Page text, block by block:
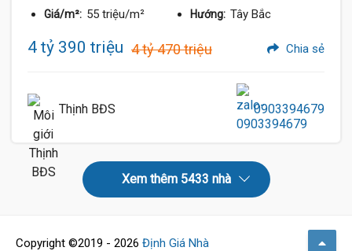
Giá/m²: 55 triệu/m² Hướng: Tây Bắc
4 tỷ 390 triệu 4 tỷ 470 triệu Chia sẻ
Thịnh BĐS 0903394679
Xem thêm 5433 nhà
Copyright ©2019 - 2026 Định Giá Nhà